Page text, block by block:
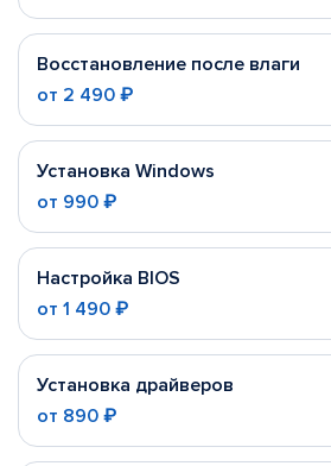
Восстановление после влаги
от 2 490 ₽
Установка Windows
от 990 ₽
Настройка BIOS
от 1 490 ₽
Установка драйверов
от 890 ₽